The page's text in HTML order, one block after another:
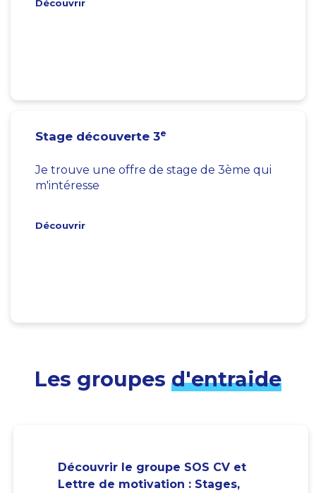
Découvrir
Stage découverte 3e
Je trouve une offre de stage de 3ème qui
m'intéresse
Découvrir
Les groupes d'entraide
Découvrir le groupe SOS CV et
Lettre de motivation : Stages,